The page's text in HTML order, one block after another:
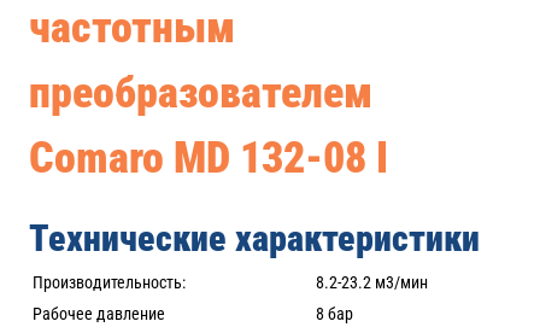
частотным
преобразователем
Comaro MD 132-08 I
Технические характеристики
Производительность:
8.2-23.2 м3/мин
Рабочее давление
8 бар